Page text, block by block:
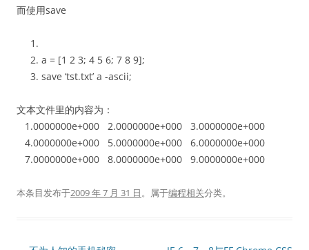
而使用save
a = [1 2 3; 4 5 6; 7 8 9];
save ‘tst.txt’ a -ascii;
文本文件里的内容为：
1.0000000e+000 2.0000000e+000 3.0000000e+000
4.0000000e+000 5.0000000e+000 6.0000000e+000
7.0000000e+000 8.0000000e+000 9.0000000e+000
本条目发布于2009 年 7 月 31 日。属于编程相关分类。